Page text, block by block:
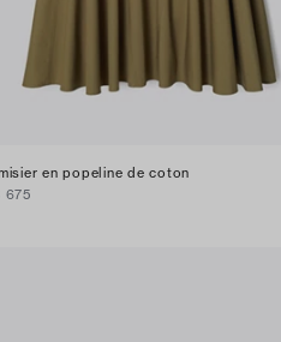
en popeline de coton
675